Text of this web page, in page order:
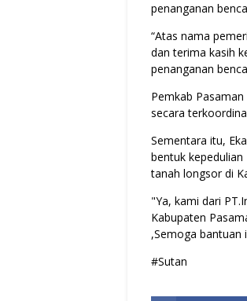
penanganan
“Atas nama
dan terima kasih
penanganan
Pemkab
secara
Sementara itu,
bentuk
tanah longsor di
"Ya, kami dari
Kabupaten
,Semoga bantuan
#Sutan